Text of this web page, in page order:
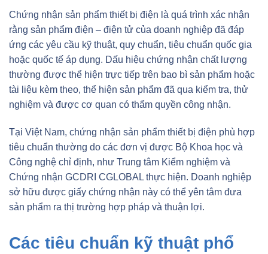
Chứng nhận sản phẩm thiết bị điện là quá trình xác nhận
rằng sản phẩm điện – điện tử của doanh nghiệp đã đáp
ứng các yêu cầu kỹ thuật, quy chuẩn, tiêu chuẩn quốc gia
hoặc quốc tế áp dụng. Dấu hiệu chứng nhận chất lượng
thường được thể hiện trực tiếp trên bao bì sản phẩm hoặc
tài liệu kèm theo, thể hiện sản phẩm đã qua kiểm tra, thử
nghiệm và được cơ quan có thẩm quyền công nhận.
Tại Việt Nam, chứng nhận sản phẩm thiết bị điện phù hợp
tiêu chuẩn thường do các đơn vị được Bộ Khoa học và
Công nghệ chỉ định, như Trung tâm Kiểm nghiệm và
Chứng nhận GCDRI CGLOBAL thực hiện. Doanh nghiệp
sở hữu được giấy chứng nhận này có thể yên tâm đưa
sản phẩm ra thị trường hợp pháp và thuận lợi.
Các tiêu chuẩn kỹ thuật phổ